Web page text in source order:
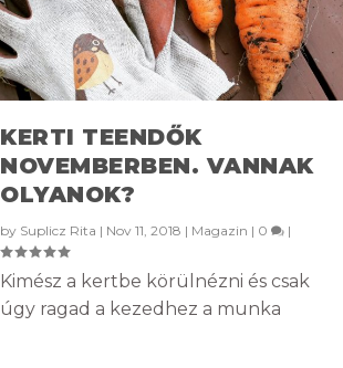
KERTI TEENDŐK
NOVEMBERBEN. VANNAK
OLYANOK?
by Suplicz Rita | Nov 11, 2018 | Magazin | 0 |
Kimész a kertbe körülnézni és csak
úgy ragad a kezedhez a munka